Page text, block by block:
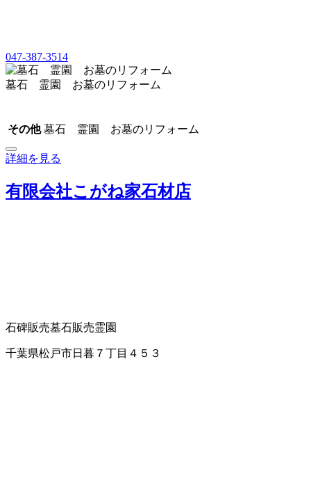
047-387-3514
墓石 霊園 お墓のリフォーム
その他 墓石 霊園 お墓のリフォーム
詳細を見る
有限会社こがね家石材店
石碑販売墓石販売霊園
千葉県松戸市日暮７丁目４５３